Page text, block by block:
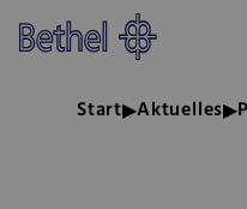
Zum Hauptinhalt springen
Zur Fußzeile springen
Bethel -
Start Aktuelles